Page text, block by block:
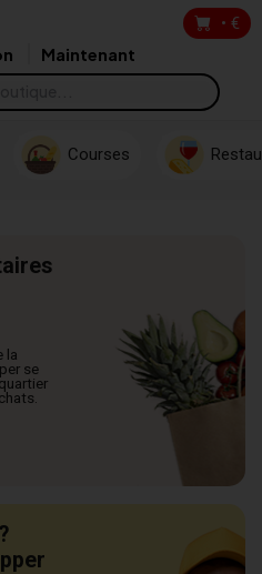
Maintenant
• €
Courses
la
se